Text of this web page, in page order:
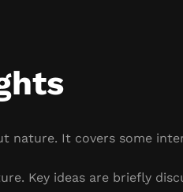
nature. It covers some
Key ideas are briefly